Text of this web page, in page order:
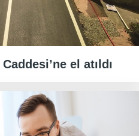
el atıldı